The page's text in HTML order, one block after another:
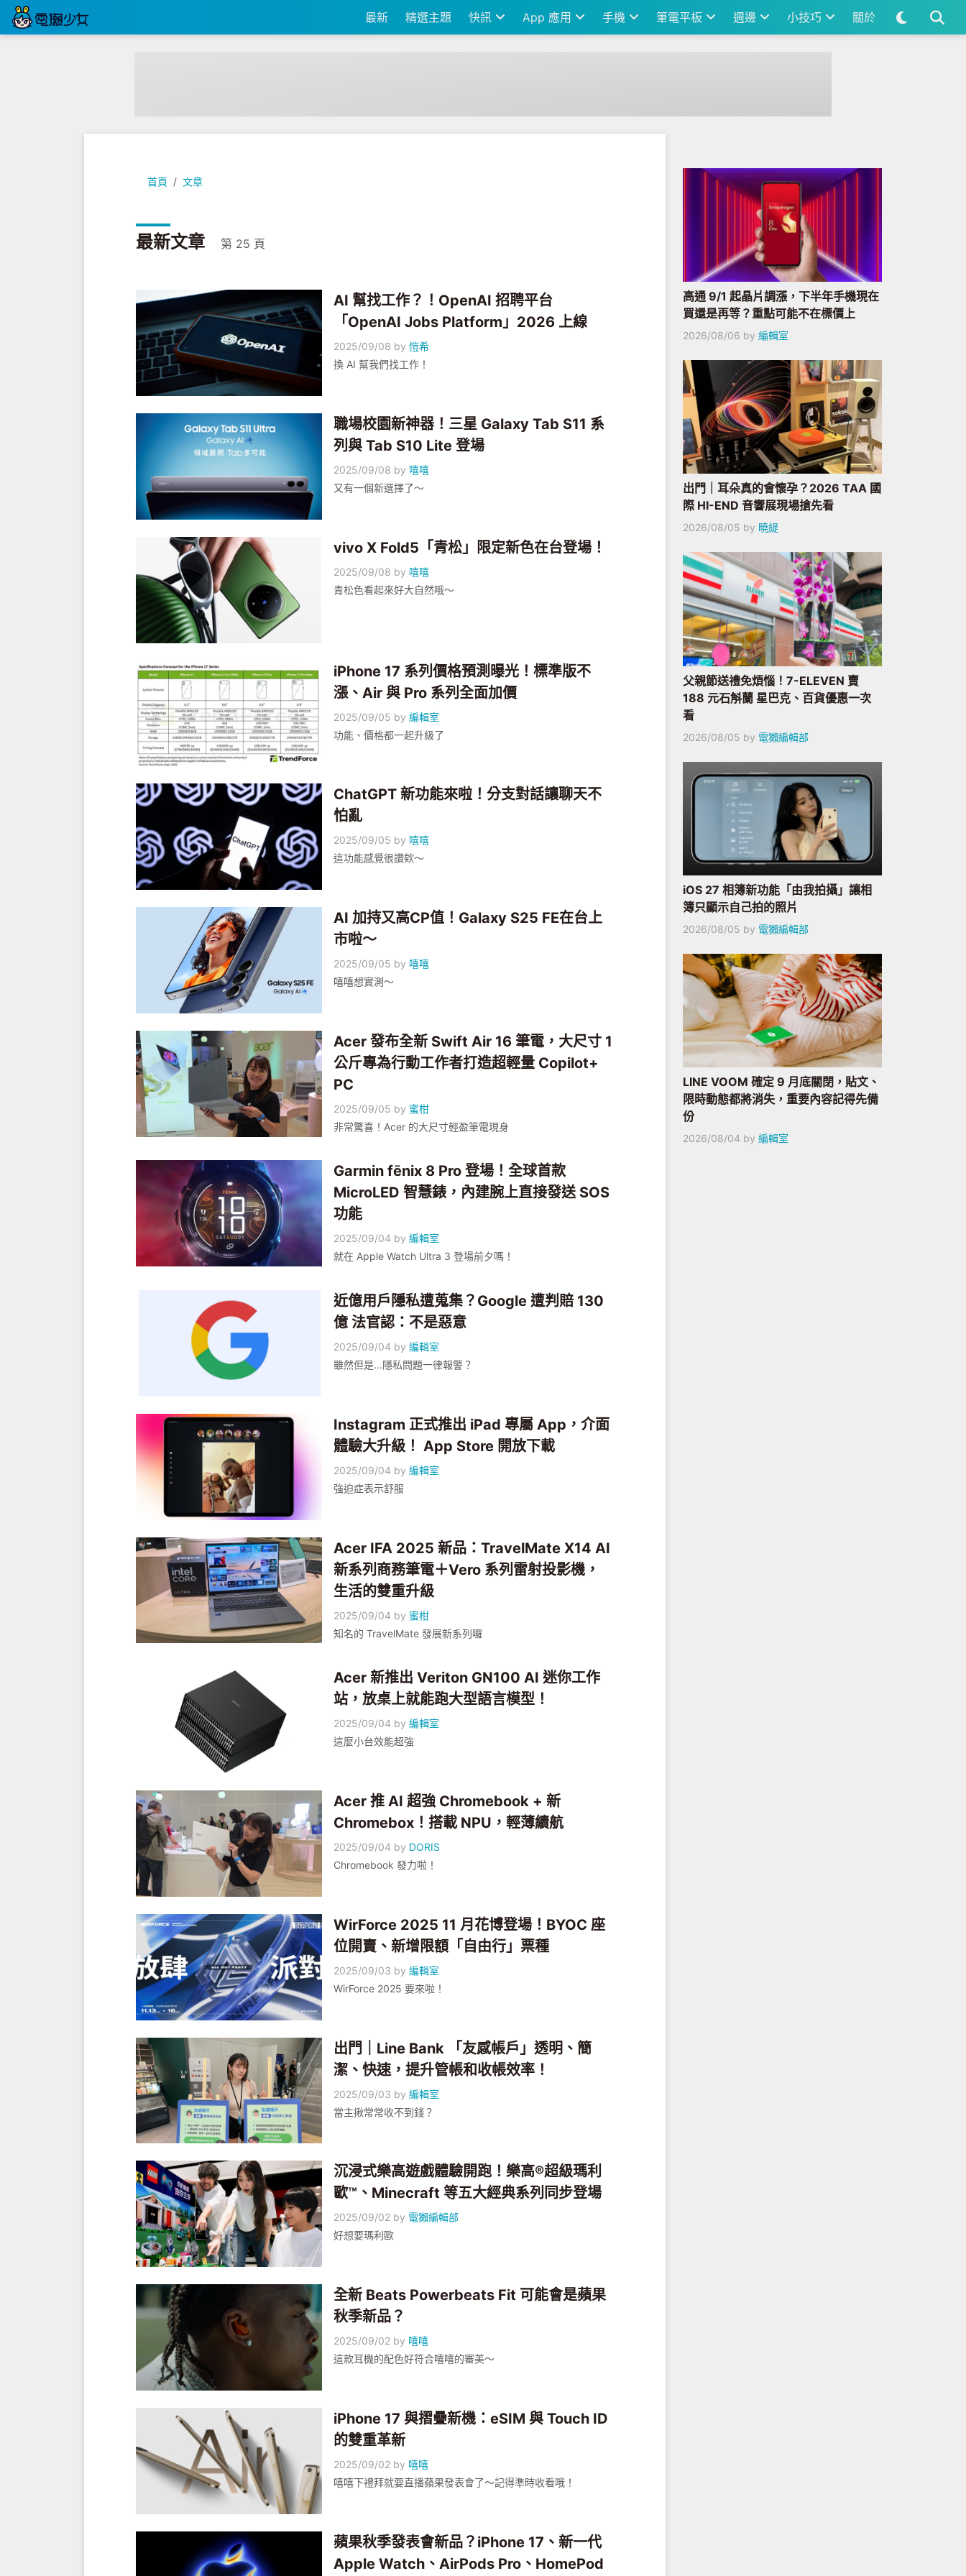
最新 精選主題 快訊 App 應用 手機 筆電平板 週邊 小技巧 關於
首頁 文章
最新文章 第 25 頁
AI 幫找工作？！OpenAI 招聘平台
「OpenAI Jobs Platform」2026 上線
2025/09/08 by愷希
換 AI 幫我們找工作！
職場校園新神器！三星 Galaxy Tab S11 系
列與 Tab S10 Lite 登場
2025/09/08 by 嘻嘻
又有一個新選擇了～
vivo X Fold5「青松」限定新色在台登場！
2025/09/08 by 嘻嘻
青松色看起來好大自然哦～
iPhone 17 系列價格預測曝光！標準版不
漲、Air 與 Pro 系列全面加價
2025/09/05 by編輯室
功能、價格都一起升級了
ChatGPT 新功能來啦！分支對話讓聊天不
怕亂
2025/09/05 by 嘻嘻
這功能感覺很讚欸～
AI 加持又高CP值！Galaxy S25 FE在台上
市啦～
2025/09/05 by 嘻嘻
嘻嘻想實測～
Acer 發布全新 Swift Air 16 筆電，大尺寸 1
公斤專為行動工作者打造超輕量 Copilot+
PC
2025/09/05 by 蜜柑
非常驚喜！Acer 的大尺寸輕盈筆電現身
Garmin fēnix 8 Pro 登場！全球首款
MicroLED 智慧錶，內建腕上直接發送 SOS
功能
2025/09/04 by編輯室
就在 Apple Watch Ultra 3 登場前夕嗎！
近億用戶隱私遭蒐集？Google 遭判賠 130
億 法官認：不是惡意
2025/09/04 by編輯室
雖然但是...隱私問題一律報警？
Instagram 正式推出 iPad 專屬 App，介面
體驗大升級！ App Store 開放下載
2025/09/04 by編輯室
強迫症表示舒服
Acer IFA 2025 新品：TravelMate X14 AI
新系列商務筆電＋Vero 系列雷射投影機，
生活的雙重升級
2025/09/04 by 蜜柑
知名的 TravelMate 發展新系列囉
Acer 新推出 Veriton GN100 AI 迷你工作
站，放桌上就能跑大型語言模型！
2025/09/04 by編輯室
這麼小台效能超強
Acer 推 AI 超強 Chromebook + 新
Chromebox！搭載 NPU，輕薄續航
2025/09/04 by DORIS
Chromebook 發力啦！
WirForce 2025 11 月花博登場！BYOC 座
位開賣、新增限額「自由行」票種
2025/09/03 by編輯室
WirForce 2025 要來啦！
出門｜Line Bank 「友感帳戶」透明、簡
潔、快速，提升管帳和收帳效率！
2025/09/03 by編輯室
當主揪常常收不到錢？
沉浸式樂高遊戲體驗開跑！樂高®超級瑪利
歐™、Minecraft 等五大經典系列同步登場
2025/09/02 by 電獺編輯部
好想要瑪利歐
全新 Beats Powerbeats Fit 可能會是蘋果
秋季新品？
2025/09/02 by 嘻嘻
這款耳機的配色好符合嘻嘻的審美～
iPhone 17 與摺疊新機：eSIM 與 Touch ID
的雙重革新
2025/09/02 by 嘻嘻
嘻嘻下禮拜就要直播蘋果發表會了～記得準時收看哦！
蘋果秋季發表會新品？iPhone 17、新一代
Apple Watch、AirPods Pro、HomePod
高通 9/1 起晶片調漲，下半年手機現在
買還是再等？重點可能不在標價上
2026/08/06 by 編輯室
出門｜耳朵真的會懷孕？2026 TAA 國
際 HI-END 音響展現場搶先看
2026/08/05 by 曉緹
父親節送禮免煩惱！7-ELEVEN 賣
188 元石斛蘭 星巴克、百貨優惠一次
看
2026/08/05 by 電獺編輯部
iOS 27 相簿新功能「由我拍攝」讓相
簿只顯示自己拍的照片
2026/08/05 by 電獺編輯部
LINE VOOM 確定 9 月底關閉，貼文、
限時動態都將消失，重要內容記得先備
份
2026/08/04 by 編輯室